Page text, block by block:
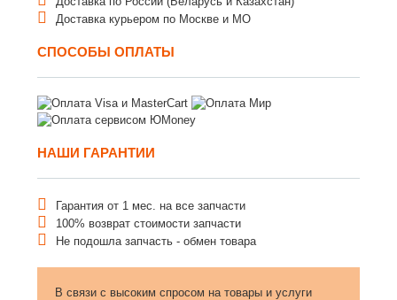
Доставка курьером по Москве и МО
СПОСОБЫ ОПЛАТЫ
НАШИ ГАРАНТИИ
Гарантия от 1 мес. на все запчасти
100% возврат стоимости запчасти
Не подошла запчасть - обмен товара
В связи с высоким спросом на товары и услуги